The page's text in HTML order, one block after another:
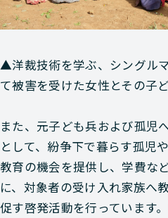
▲洋裁技術を学ぶ、シングル
て被害を受けた女性とその子
また、元子ども兵および孤児
として、紛争下で暮らす孤児
教育の機会を提供し、学費な
に、対象者の受け入れ家族へ
促す啓発活動を行っています